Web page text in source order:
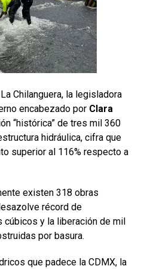
Chilanguera, la legisladora
encabezado por Clara
“histórica” de tres mil 360
hidráulica, cifra que
superior al 116% respecto a
existen 318 obras
récord de
y la liberación de mil
por basura.
que padece la CDMX, la